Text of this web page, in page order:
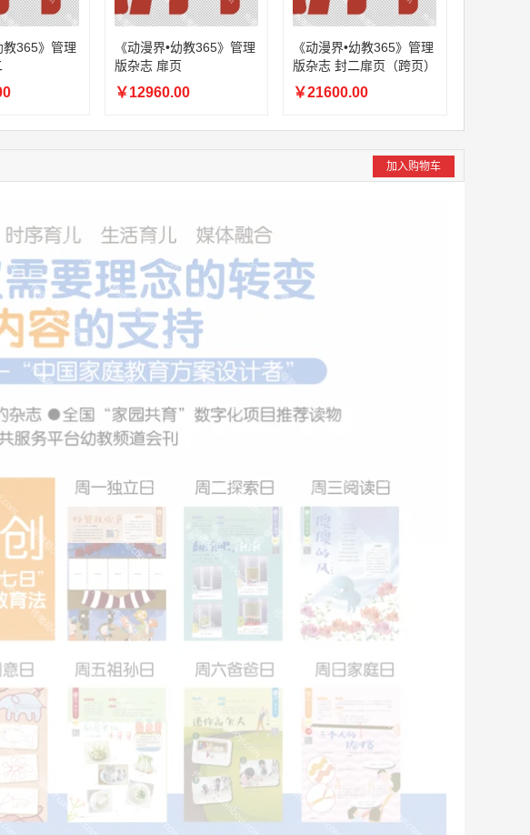
教365》管理
《动漫界•幼教365》管理
版杂志 扉页
￥12960.00
《动漫界•幼教365》管理
版杂志 封二扉页（跨页）
￥21600.00
加入购物车